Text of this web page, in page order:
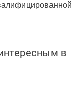
в